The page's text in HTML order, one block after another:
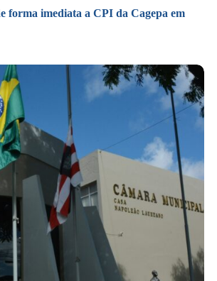
forma imediata a CPI da Cagepa em